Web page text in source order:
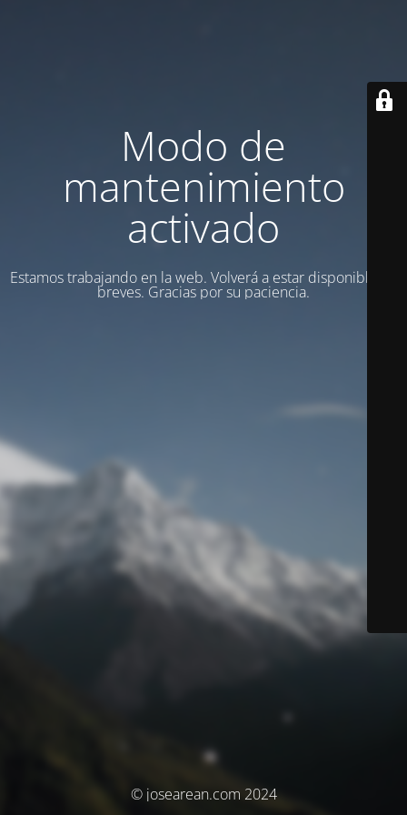
Modo de
mantenimiento
activado
Estamos trabajando en la web. Volverá a estar disponible en
breves. Gracias por su paciencia.
© josearean.com 2024